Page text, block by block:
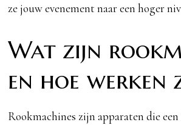
ze jouw evenement naar een hoger
Wat zijn
en hoe werken
Rookmachines zijn apparaten die